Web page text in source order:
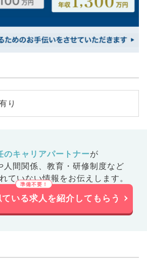
り
のキャリアパートナーが
間関係、 教育・研修制度など
ていない情報をお伝えします。
いる求人を紹介してもらう